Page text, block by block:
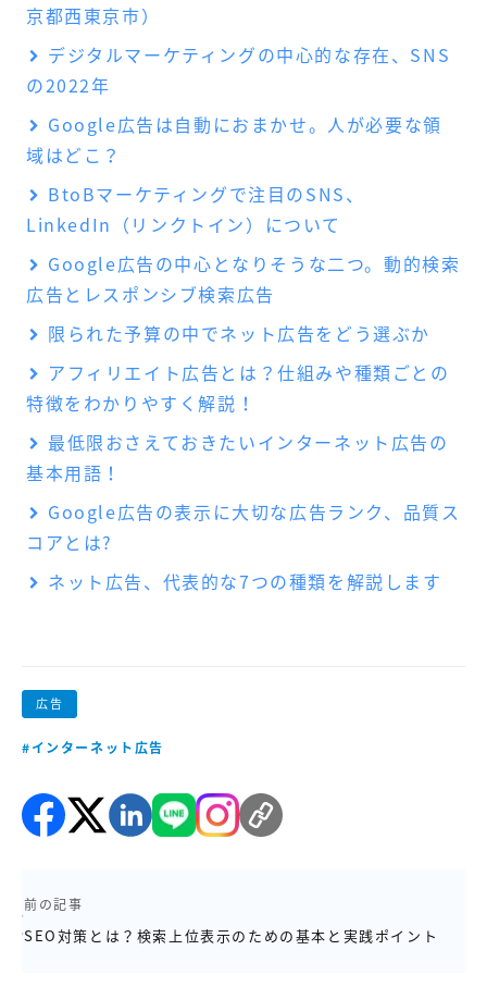
広告
#インターネット広告
前の記事
SEO対策とは？検索上位表示のための基本と実践ポイント
京都西東京市）
デジタルマーケティングの中心的な存在、SNS
の2022年
Google広告は自動におまかせ。人が必要な領
域はどこ？
BtoBマーケティングで注目のSNS、
LinkedIn（リンクトイン）について
Google広告の中心となりそうな二つ。動的検索
広告とレスポンシブ検索広告
限られた予算の中でネット広告をどう選ぶか
アフィリエイト広告とは？仕組みや種類ごとの
特徴をわかりやすく解説！
最低限おさえておきたいインターネット広告の
基本用語！
Google広告の表示に大切な広告ランク、品質ス
コアとは?
ネット広告、代表的な7つの種類を解説します